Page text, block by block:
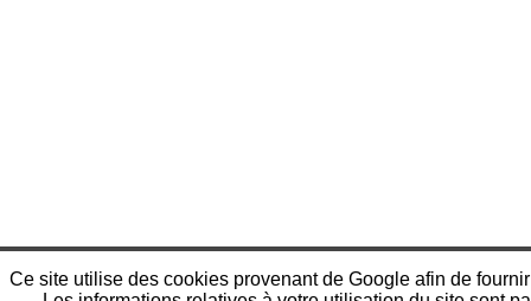
Ce site utilise des cookies provenant de Google afin de